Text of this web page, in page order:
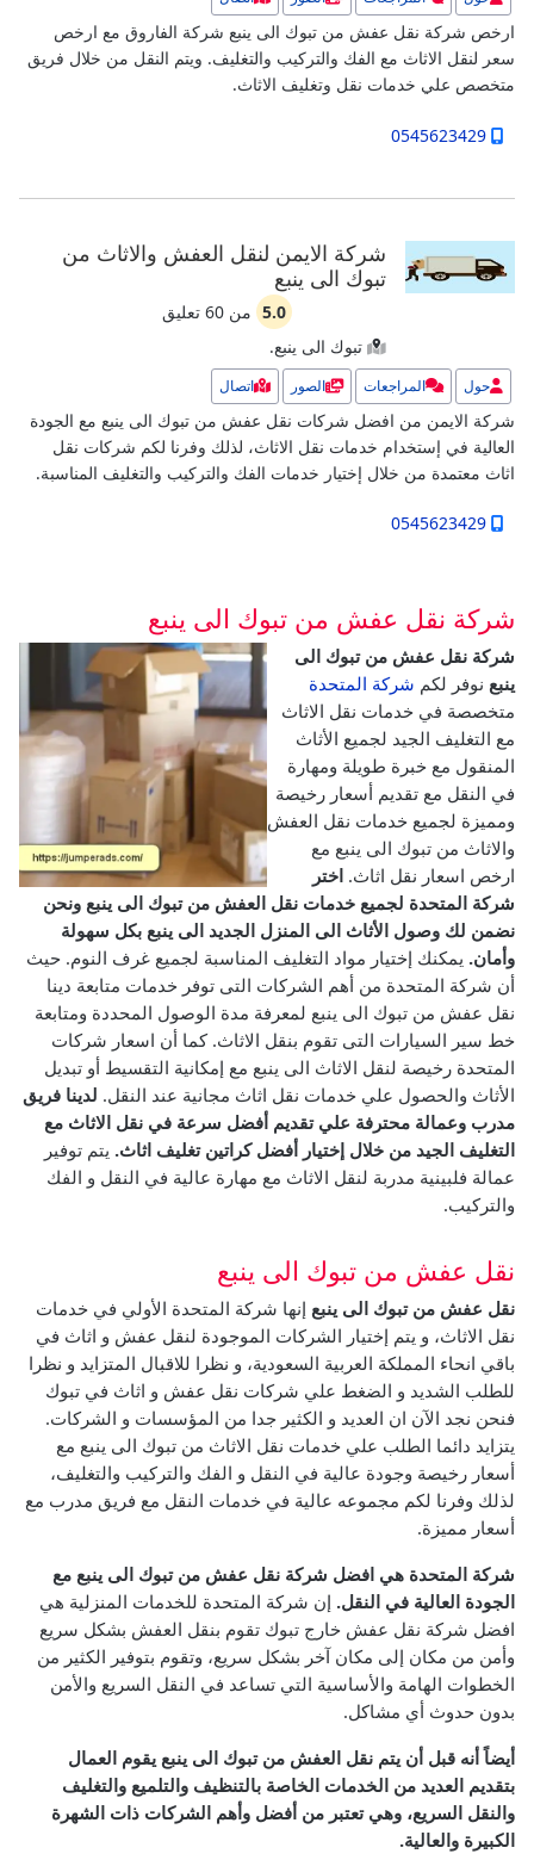
ارخص شركة نقل عفش من تبوك الى ينبع شركة الفاروق مع ارخص
سعر لنقل الاثاث مع الفك والتركيب والتغليف. ويتم النقل من خلال فريق
متخصص علي خدمات نقل وتغليف الاثاث.
0545623429
شركة الايمن لنقل العفش والاثاث من
تبوك الى ينبع
5.0 من 60 تعليق
تبوك الى ينبع.
حول المراجعات الصور اتصال
شركة الايمن من افضل شركات نقل عفش من تبوك الى ينبع مع الجودة
العالية في إستخدام خدمات نقل الاثاث، لذلك وفرنا لكم شركات نقل
اثاث معتمدة من خلال إختيار خدمات الفك والتركيب والتغليف المناسبة.
0545623429
شركة نقل عفش من تبوك الى ينبع
شركة نقل عفش من تبوك الى
ينبع نوفر لكم شركة المتحدة
متخصصة في خدمات نقل الاثاث
مع التغليف الجيد لجميع الأثاث
المنقول مع خبرة طويلة ومهارة
في النقل مع تقديم أسعار رخيصة
ومميزة لجميع خدمات نقل العفش
والاثاث من تبوك الى ينبع مع
ارخص اسعار نقل اثاث. اختر
شركة المتحدة لجميع خدمات نقل العفش من تبوك الى ينبع ونحن
نضمن لك وصول الأثاث الى المنزل الجديد الى ينبع بكل سهولة
وأمان. يمكنك إختيار مواد التغليف المناسبة لجميع غرف النوم. حيث
أن شركة المتحدة من أهم الشركات التى توفر خدمات متابعة دينا
نقل عفش من تبوك الى ينبع لمعرفة مدة الوصول المحددة ومتابعة
خط سير السيارات التى تقوم بنقل الاثاث. كما أن اسعار شركات
المتحدة رخيصة لنقل الاثاث الى ينبع مع إمكانية التقسيط أو تبديل
الأثاث والحصول علي خدمات نقل اثاث مجانية عند النقل. لدينا فريق
مدرب وعمالة محترفة علي تقديم أفضل سرعة في نقل الاثاث مع
التغليف الجيد من خلال إختيار أفضل كراتين تغليف اثاث. يتم توفير
عمالة فلبينية مدربة لنقل الاثاث مع مهارة عالية في النقل و الفك
والتركيب.
نقل عفش من تبوك الى ينبع
نقل عفش من تبوك الى ينبع إنها شركة المتحدة الأولي في خدمات
نقل الاثاث، و يتم إختيار الشركات الموجودة لنقل عفش و اثاث في
باقي انحاء المملكة العربية السعودية، و نظرا للاقبال المتزايد و نظرا
للطلب الشديد و الضغط علي شركات نقل عفش و اثاث في تبوك
فنحن نجد الآن ان العديد و الكثير جدا من المؤسسات و الشركات.
يتزايد دائما الطلب علي خدمات نقل الاثاث من تبوك الى ينبع مع
أسعار رخيصة وجودة عالية في النقل و الفك والتركيب والتغليف،
لذلك وفرنا لكم مجموعه عالية في خدمات النقل مع فريق مدرب مع
أسعار مميزة.
شركة المتحدة هي افضل شركة نقل عفش من تبوك الى ينبع مع
الجودة العالية في النقل. إن شركة المتحدة للخدمات المنزلية هي
افضل شركة نقل عفش خارج تبوك تقوم بنقل العفش بشكل سريع
وأمن من مكان إلى مكان آخر بشكل سريع، وتقوم بتوفير الكثير من
الخطوات الهامة والأساسية التي تساعد في النقل السريع والأمن
بدون حدوث أي مشاكل.
أيضاً أنه قبل أن يتم نقل العفش من تبوك الى ينبع يقوم العمال
بتقديم العديد من الخدمات الخاصة بالتنظيف والتلميع والتغليف
والنقل السريع، وهي تعتبر من أفضل وأهم الشركات ذات الشهرة
الكبيرة والعالية.